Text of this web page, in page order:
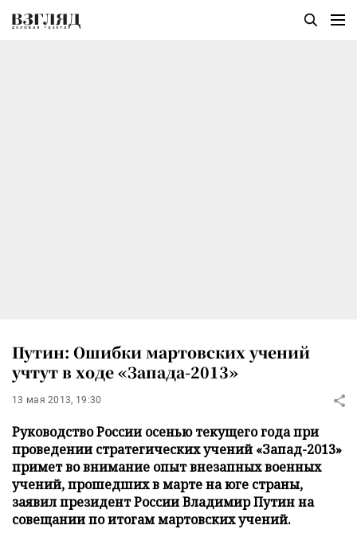
Путин: Ошибки мартовских учений
учтут в ходе «Запада-2013»
13 мая 2013, 19:30
Руководство России осенью текущего года при
проведении стратегических учений «Запад-2013»
примет во внимание опыт внезапных военных
учений, прошедших в марте на юге страны,
заявил президент России Владимир Путин на
совещании по итогам мартовских учений.